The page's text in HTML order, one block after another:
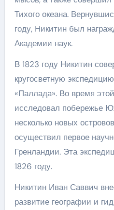
Тихого океана.
году, Никитин был
Академии наук.
В 1823 году Никитин
кругосветную
«Паллада». Во время
исследовал побережье
несколько новых
осуществил первое
Гренландии. Эта
1826 году.
Никитин Иван Саввич
развитие географии и